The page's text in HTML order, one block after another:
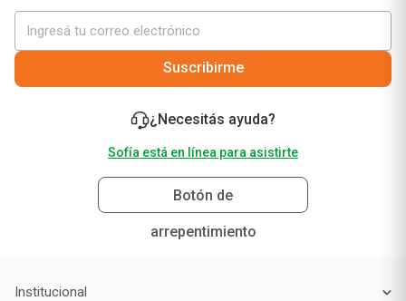
Suscribirme
¿Necesitás ayuda?
Sofía está en línea para asistirte
Botón de
arrepentimiento
Institucional